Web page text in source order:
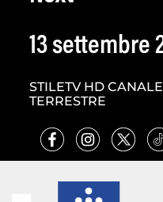
13 settembre
STILETV HD
TERRESTRE